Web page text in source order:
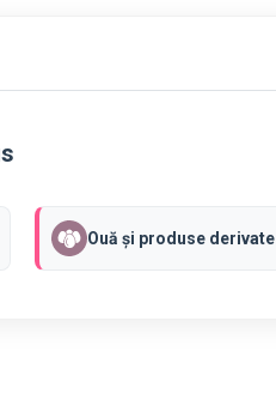
Ouă și produse derivate